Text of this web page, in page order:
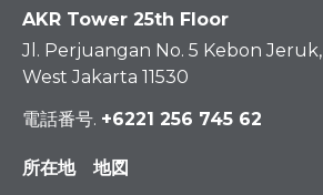
AKR Tower 25th Floor
Jl. Perjuangan No. 5 Kebon Jeruk,
West Jakarta 11530
電話番号. +6221 256 745 62
所在地 地図